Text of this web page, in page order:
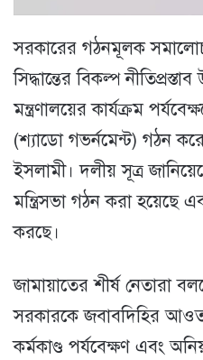
সরকারের গঠনমূলক
সিদ্ধান্তের বিকল্প
মন্ত্রণালয়ের কার্যক্রম
(শ্যাডো গভর্নমেন্ট) গঠন
ইসলামী। দলীয় সূত্র
মন্ত্রিসভা গঠন করা হয়েছে
করছে।
জামায়াতের শীর্ষ নেতারা
সরকারকে জবাবদিহির
কর্মকাণ্ড পর্যবেক্ষণ এবং